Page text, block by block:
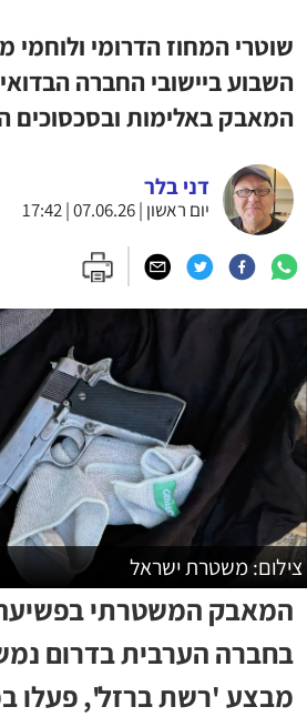
שוטרי המחוז הדרומי ולוחמי
השבוע ביישובי החברה
המאבק באלימות ובסכסוכים
דני בלר
יום ראשון | 07.06.26 | 17:42
צילום: משטרת ישראל
המאבק המשטרתי
בחברה הערבית בדרום
מבצע 'רשת ברזל', פעלו